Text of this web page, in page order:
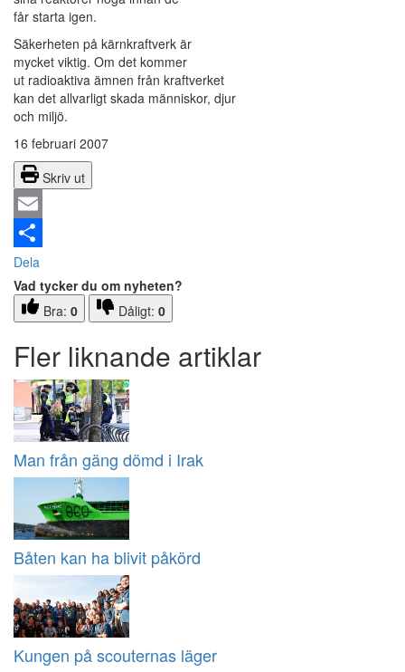
får starta igen.
Säkerheten på kärnkraftverk är
mycket viktig. Om det kommer
ut radioaktiva ämnen från kraftverket
kan det allvarligt skada människor, djur
och miljö.
16 februari 2007
Skriv ut
Email
Dela
Vad tycker du om nyheten?
Bra: 0 Dåligt: 0
Fler liknande artiklar
Man från gäng dömd i Irak
Båten kan ha blivit påkörd
Kungen på scouternas läger